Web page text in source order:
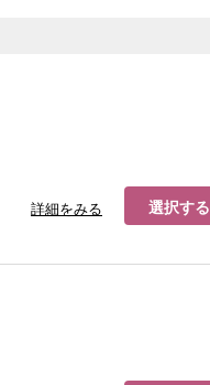
詳細をみる 選択する